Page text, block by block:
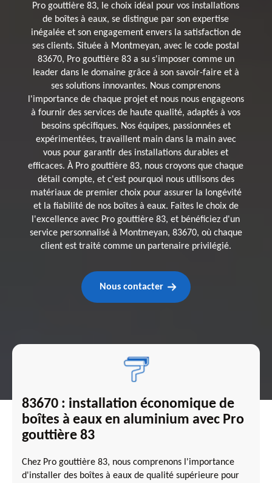
Pro gouttière 83, le choix idéal pour vos installations
de boîtes à eaux, se distingue par son expertise
inégalée et son engagement envers la satisfaction de
ses clients. Située à Montmeyan, avec le code postal
83670, Pro gouttière 83 a su s'imposer comme un
leader dans le domaine grâce à son savoir-faire et à
ses solutions innovantes. Nous comprenons
l'importance de chaque projet et nous nous engageons
à fournir des services de haute qualité, adaptés à vos
besoins spécifiques. Nos équipes, passionnées et
expérimentées, travaillent main dans la main avec
vous pour garantir des installations durables et
efficaces. À Pro gouttière 83, nous croyons que chaque
détail compte, et c'est pourquoi nous utilisons des
matériaux de premier choix pour assurer la longévité
et la fiabilité de nos boîtes à eaux. Faites le choix de
l'excellence avec Pro gouttière 83, et bénéficiez d'un
service personnalisé à Montmeyan, 83670, où chaque
client est traité comme un partenaire privilégié.
Nous contacter
83670 : installation économique de
boîtes à eaux en aluminium avec Pro
gouttière 83
Chez Pro gouttière 83, nous comprenons l'importance
d'installer des boîtes à eaux de qualité supérieure pour